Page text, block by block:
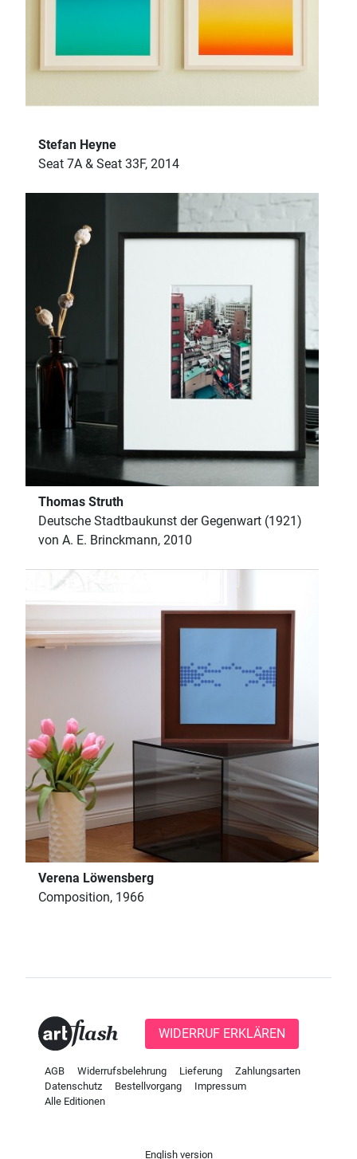
Stefan Heyne
Seat 7A & Seat 33F, 2014
Thomas Struth
Deutsche Stadtbaukunst der Gegenwart (1921)
von A. E. Brinckmann, 2010
Verena Löwensberg
Composition, 1966
WIDERRUF ERKLÄREN
AGB Widerrufsbelehrung Lieferung
Zahlungsarten
Datenschutz
Bestellvorgang
Impressum
Alle Editionen
English version